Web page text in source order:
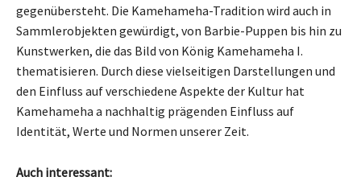
gegenübersteht. Die Kamehameha-Tradition wird auch in
Sammlerobjekten gewürdigt, von Barbie-Puppen bis hin zu
Kunstwerken, die das Bild von König Kamehameha I.
thematisieren. Durch diese vielseitigen Darstellungen und
den Einfluss auf verschiedene Aspekte der Kultur hat
Kamehameha a nachhaltig prägenden Einfluss auf
Identität, Werte und Normen unserer Zeit.
Auch interessant: